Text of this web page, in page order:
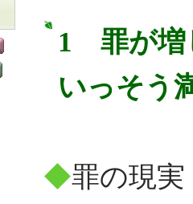
1 罪が増
いっそう
◆罪の現実